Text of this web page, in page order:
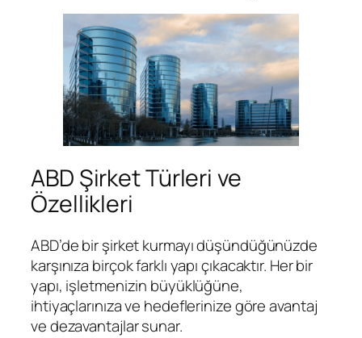
ABD Şirket Türleri ve
Özellikleri
ABD’de bir şirket kurmayı düşündüğünüzde
karşınıza birçok farklı yapı çıkacaktır. Her bir
yapı, işletmenizin büyüklüğüne,
ihtiyaçlarınıza ve hedeflerinize göre avantaj
ve dezavantajlar sunar.